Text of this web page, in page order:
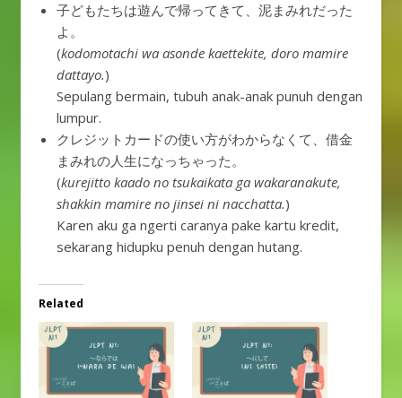
子どもたちは遊んで帰ってきて、泥まみれだった
よ。
(kodomotachi wa asonde kaettekite, doro mamire
dattayo.)
Sepulang bermain, tubuh anak-anak punuh dengan
lumpur.
クレジットカードの使い方がわからなくて、借金
まみれの人生になっちゃった。
(kurejitto kaado no tsukaikata ga wakaranakute,
shakkin mamire no jinsei ni nacchatta.)
Karen aku ga ngerti caranya pake kartu kredit,
sekarang hidupku penuh dengan hutang.
Related